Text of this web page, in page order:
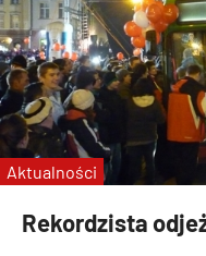
Rekordzista
Aktualności